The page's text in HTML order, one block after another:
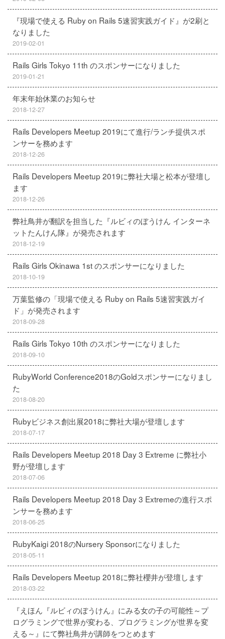
『現場で使える Ruby on Rails 5速習実践ガイド』が2刷と
なりました
2019-02-01
Rails Girls Tokyo 11th のスポンサーになりました
2019-01-21
年末年始休業のお知らせ
2018-12-27
Rails Developers Meetup 2019にて進行/ランチ提供スポ
ンサーを務めます
2018-12-26
Rails Developers Meetup 2019に弊社大場と松本が登壇し
ます
2018-12-26
弊社鳥井が翻訳を担当した『ルビィのぼうけん インターネ
ットたんけん隊』が発売されます
2018-12-19
Rails Girls Okinawa 1st のスポンサーになりました
2018-10-19
万葉監修の「現場で使える Ruby on Rails 5速習実践ガイ
ド」が発売されます
2018-09-28
Rails Girls Tokyo 10th のスポンサーになりました
2018-09-10
RubyWorld Conference2018のGoldスポンサーになりまし
た
2018-08-20
Rubyビジネス創出展2018に弊社大場が登壇します
2018-07-17
Rails Developers Meetup 2018 Day 3 Extreme に弊社小
野が登壇します
2018-07-06
Rails Developers Meetup 2018 Day 3 Extremeの進行スポ
ンサーを務めます
2018-06-25
RubyKaigi 2018のNursery Sponsorになりました
2018-05-11
Rails Developers Meetup 2018に弊社櫻井が登壇します
2018-03-22
『えほん『ルビィのぼうけん』にみる女の子の可能性～プ
ログラミングで世界が変わる、プログラミングが世界を変
える～』にて弊社鳥井が講師をつとめます